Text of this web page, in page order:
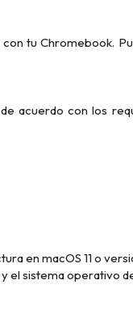
tu Chromebook.
acuerdo con los
en macOS 11 o
el sistema operativo